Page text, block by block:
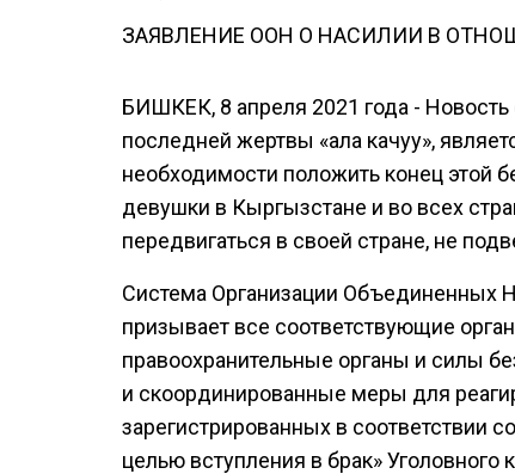
ЗАЯВЛЕНИЕ ООН О НАСИЛИИ В
БИШКЕК, 8 апреля 2021 года -
последней жертвы «ала качуу»,
необходимости положить конец этой
девушки в Кыргызстане и во всех
передвигаться в своей стране, не
Система Организации Объединенных
призывает все соответствующие
правоохранительные органы и силы
и скоординированные меры для
зарегистрированных в соответствии
целью вступления в брак» Уголовного